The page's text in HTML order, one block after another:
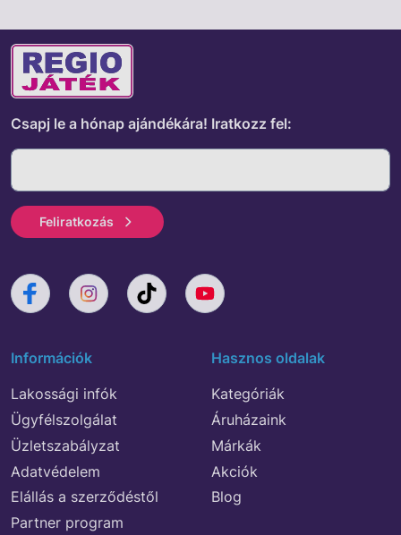
Csapj le a hónap ajándékára! Iratkozz fel:
Feliratkozás
Információk
Lakossági infók
Ügyfélszolgálat
Üzletszabályzat
Adatvédelem
Elállás a szerződéstől
Partner program
Hasznos oldalak
Kategóriák
Áruházaink
Márkák
Akciók
Blog